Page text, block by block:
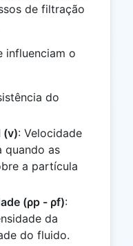
de filtração
influenciam o
do
(v): Velocidade
quando as
a partícula
(ρp - ρf):
da
do fluido.